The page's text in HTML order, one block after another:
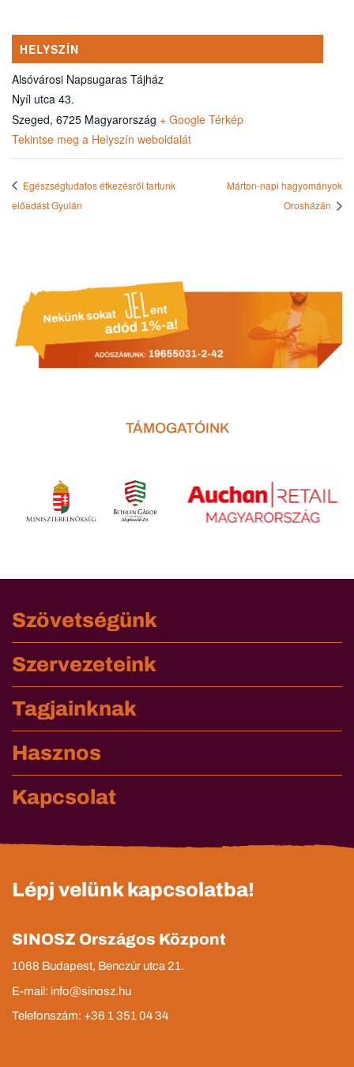
HELYSZÍN
Alsóvárosi Napsugaras Tájház
Nyíl utca 43.
Szeged, 6725 Magyarország + Google Térkép
Tekintse meg a Helyszín weboldalát
Egészségtudatos étkezésről tartunk
előadást Gyulán
Márton-napi hagyományok
Orosházán
TÁMOGATÓINK
Szövetségünk
Szervezeteink
Tagjainknak
Hasznos
Kapcsolat
Lépj velünk kapcsolatba!
SINOSZ Országos Központ
1068 Budapest, Benczúr utca 21.
E-mail: info@sinosz.hu
Telefonszám: +36 1 351 04 34